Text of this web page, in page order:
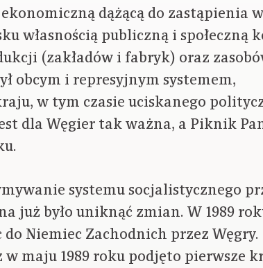
dążącą do zastąpienia
własnością publiczną i społeczną
(zakładów i fabryk) oraz
obcym i represyjnym systemem,
w tym czasie uciskanego
dla Węgier tak ważna, a Piknik
systemu socjalistycznego
już było uniknąć zmian. W 1989
Niemiec Zachodnich przez Węgry.
maju 1989 roku podjęto pierwsze